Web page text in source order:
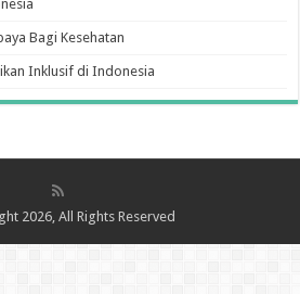
Bagi Kesehatan
Inklusif di Indonesia
2026, All Rights Reserved